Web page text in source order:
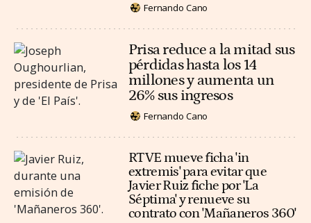
Fernando Cano
Prisa reduce a la mitad sus
pérdidas hasta los 14
millones y aumenta un
26% sus ingresos
Fernando Cano
RTVE mueve ficha 'in
extremis' para evitar que
Javier Ruiz fiche por 'La
Séptima' y renueve su
contrato con 'Mañaneros 360'